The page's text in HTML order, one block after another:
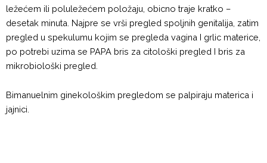
ležećem ili poluležećem položaju, obicno traje kratko –
desetak minuta. Najpre se vrši pregled spoljnih genitalija, zatim
pregled u spekulumu kojim se pregleda vagina I grlic materice,
po potrebi uzima se PAPA bris za citološki pregled I bris za
mikrobiološki pregled.
Bimanuelnim ginekološkim pregledom se palpiraju materica i
jajnici.